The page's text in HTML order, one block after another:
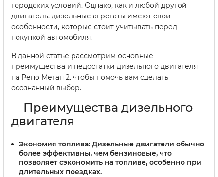
городских условий. Однако, как и любой другой
двигатель, дизельные агрегаты имеют свои
особенности, которые стоит учитывать перед
покупкой автомобиля.
В данной статье рассмотрим основные
преимущества и недостатки дизельного двигателя
на Рено Меган 2, чтобы помочь вам сделать
осознанный выбор.
Преимущества дизельного
двигателя
Экономия топлива: Дизельные двигатели обычно
более эффективны, чем бензиновые, что
позволяет сэкономить на топливе, особенно при
длительных поездках.